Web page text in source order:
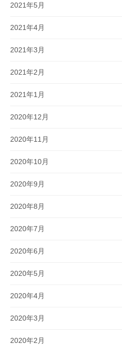
2021年5月
2021年4月
2021年3月
2021年2月
2021年1月
2020年12月
2020年11月
2020年10月
2020年9月
2020年8月
2020年7月
2020年6月
2020年5月
2020年4月
2020年3月
2020年2月